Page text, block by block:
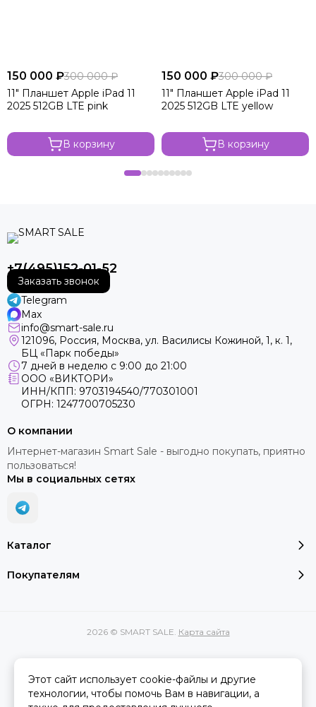
150 000 ₽300 000 ₽
11" Планшет Apple iPad 11
2025 512GB LTE pink
В корзину
150 000 ₽300 000 ₽
11" Планшет Apple iPad 11
2025 512GB LTE yellow
В корзину
+7(495)152-01-52
Заказать звонок
Telegram
Max
info@smart-sale.ru
121096, Россия, Москва, ул. Василисы Кожиной, 1, к. 1,
БЦ «Парк победы»
7 дней в неделю с 9:00 до 21:00
ООО «ВИКТОРИ»
ИНН/КПП: 9703194540/770301001
ОГРН: 1247700705230
Каталог
Покупателям
О компании
Интернет-магазин Smart Sale - выгодно покупать, приятно
пользоваться!
Мы в социальных сетях
2026 © SMART SALE. Карта сайта
Вся представленная на сайте информация, касающаяся
характеристик, стоимости товаров и услуг, носит
Этот сайт использует cookie-файлы и другие
технологии, чтобы помочь Вам в навигации, а